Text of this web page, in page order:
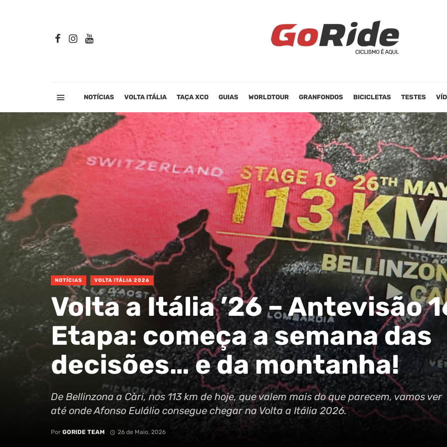
NOTÍCIAS VOLTA ITÁLIA TAÇA XCO GUIAS WORLDTOUR GRANFONDOS BICICLETAS TESTES
NOTÍCIAS VOLTA ITÁLIA 2026
Volta a Itália ’26 – Antevisão
Etapa: começa a semana das
decisões… e da montanha!
De Bellinzona a Càri, nos 113 km de hoje, que valem mais do que parecem, vamos ver
até onde Afonso Eulálio consegue chegar na Volta a Itália 2026.
Por GORIDE TEAM 26 de Maio, 2026